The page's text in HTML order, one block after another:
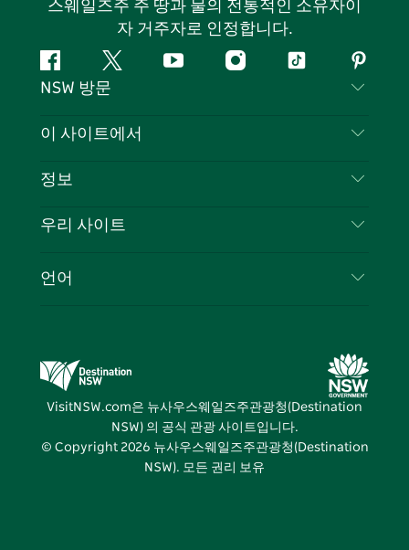
스웨일즈주 주 땅과 물의 전통적인 소유자이
자 거주자로 인정합니다.
페
이
북
지
다
유
인
틱
핀
터
스
NSW 방문
문의하기
쿠키 고지
이 사이트에서
목적지
이벤트
정보
여행 정보
뉴사우스웨일즈주 의 사업
우리 사이트
뉴사우스웨일즈주관광청(Destination NSW) 미디
어 센터
비비드 시드니(Vivid Sydney)
언어
VisitNSW.com은 뉴사우스웨일즈주관광청(Destination
NSW) 의 공식 관광 사이트입니다.
© Copyright 2026 뉴사우스웨일즈주관광청(Destination
NSW). 모든 권리 보유